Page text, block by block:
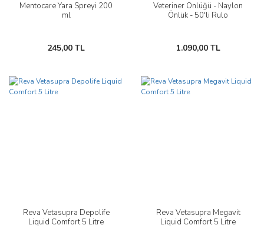
Mentocare Yara Spreyi 200
ml
245,00 TL
Veteriner Önlüğü - Naylon
Önlük - 50'li Rulo
1.090,00 TL
Reva Vetasupra Depolife
Liquid Comfort 5 Litre
Reva Vetasupra Megavit
Liquid Comfort 5 Litre